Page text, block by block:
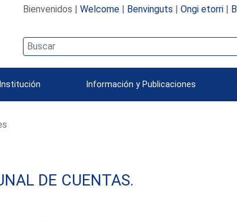
Bienvenidos | Welcome| Benvinguts | Ongi etorri|
Información y Publicaciones
DE CUENTAS.